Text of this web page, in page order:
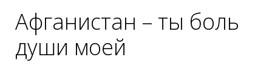
Афганистан – ты боль
души моей